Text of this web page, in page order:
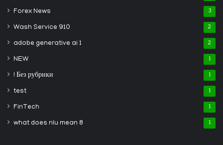
Forex News 3
Wash Service 910 2
adobe generative ai 1 2
NEW 1
! Без рубрики 1
test 1
FinTech 1
what does nlu mean 8 1